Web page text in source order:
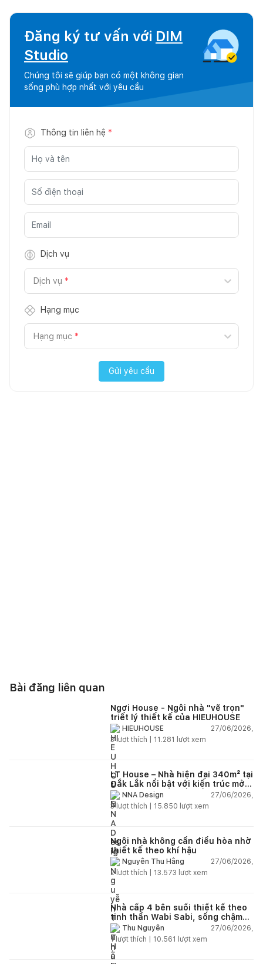
Đăng ký tư vấn với DIM
Studio
Chúng tôi sẽ giúp bạn có một không gian
sống phù hợp nhất với yêu cầu
Thông tin liên hệ *
Dịch vụ
Dịch vụ *
Hạng mục
Hạng mục *
Gửi yêu cầu
Bài đăng liên quan
Ngơi House - Ngôi nhà "vẽ trọn"
triết lý thiết kế của HIEUHOUSE
HIEUHOUSE
27/06/2026,
3lượt thích | 11.281 lượt xem
LT House – Nhà hiện đại 340m² tại
Đắk Lắk nổi bật với kiến trúc mở
và hệ sân vườn kết nối thiên
nhiên
NNA Design
27/06/2026,
3lượt thích | 15.850 lượt xem
Ngôi nhà không cần điều hòa nhờ
thiết kế theo khí hậu
Nguyễn Thu Hằng
27/06/2026,
2lượt thích | 13.573 lượt xem
Nhà cấp 4 bên suối thiết kế theo
tinh thần Wabi Sabi, sống chậm
giữa thiên nhiên
Thu Nguyễn
27/06/2026,
1lượt thích | 10.561 lượt xem